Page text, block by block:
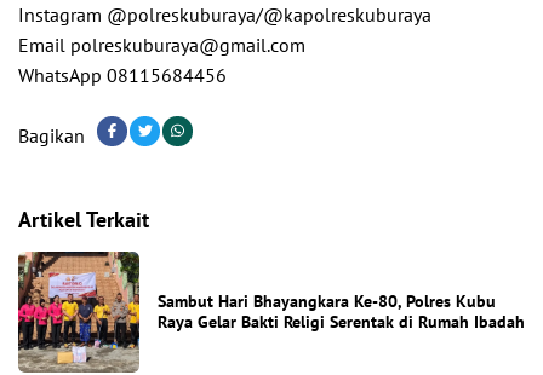
Instagram @polreskuburaya/@kapolreskuburaya
Email polreskuburaya@gmail.com
WhatsApp 08115684456
Bagikan
Artikel Terkait
Sambut Hari Bhayangkara Ke-80, Polres Kubu
Raya Gelar Bakti Religi Serentak di Rumah Ibadah